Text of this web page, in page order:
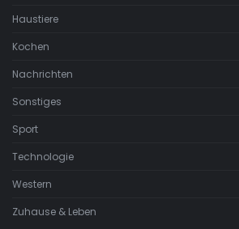
Haustiere
Kochen
Nachrichten
Sonstiges
Sport
Technologie
Western
Zuhause & Leben